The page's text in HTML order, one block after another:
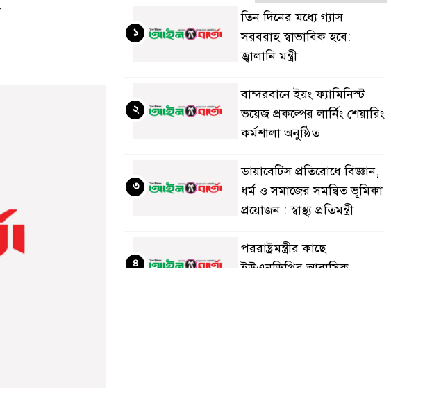
তিন দিনের মধ্যে গ্যাস
সরবরাহ স্বাভাবিক হবে:
জ্বালানি মন্ত্রী
১
বান্দরবানে ইয়ং ফ্যামিনিস্ট
ভয়েজ প্রকল্পের লার্নিং শেয়ারিং
কর্মশালা অনুষ্ঠিত
২
ডায়াবেটিস প্রতিরোধে বিজ্ঞান,
ধর্ম ও সমাজের সমন্বিত ভূমিকা
প্রয়োজন : স্বাস্থ্য প্রতিমন্ত্রী
৩
পররাষ্ট্রমন্ত্রীর কা‌ছে
ইউএনডিপির আবাসিক
৪